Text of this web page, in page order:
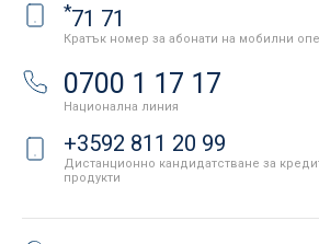
*71 71
Кратък номер за абонати на мобилни
0700 1 17 17
Национална линия
+3592 811 20 99
Дистанционно кандидатстване за
продукти